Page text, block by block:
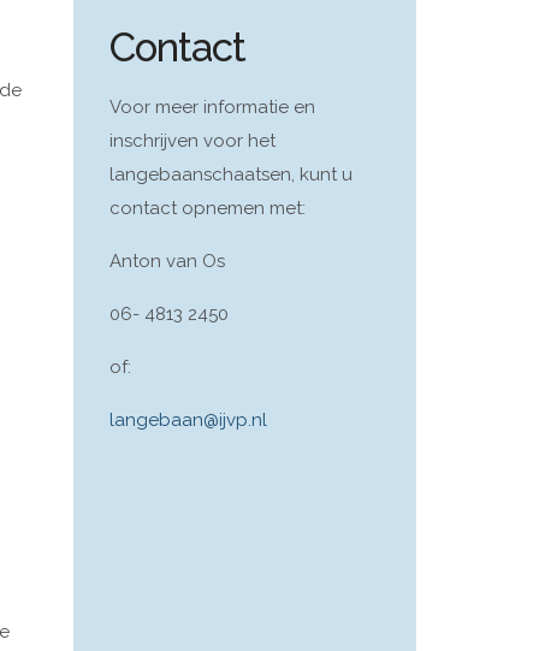
Contact
Voor meer informatie en
inschrijven voor het
langebaanschaatsen, kunt u
contact opnemen met:
Anton van Os
06- 4813 2450
of:
langebaan@ijvp.nl